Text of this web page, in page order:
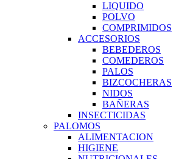
LIQUIDO
POLVO
COMPRIMIDOS
ACCESORIOS
BEBEDEROS
COMEDEROS
PALOS
BIZCOCHERAS
NIDOS
BAÑERAS
INSECTICIDAS
PALOMOS
ALIMENTACION
HIGIENE